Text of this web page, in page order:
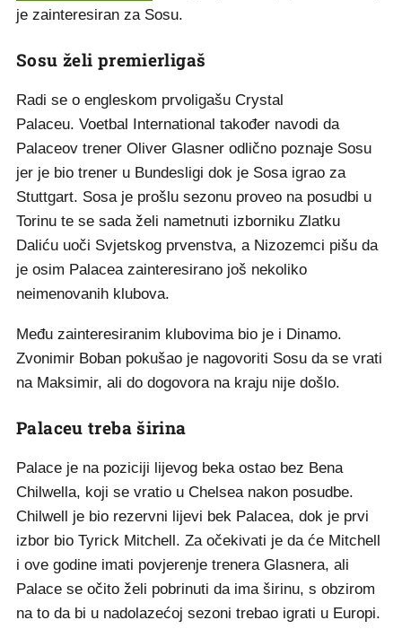
je zainteresiran za Sosu.
Sosu želi premierligaš
Radi se o engleskom prvoligašu Crystal
Palaceu. Voetbal International također navodi da
Palaceov trener Oliver Glasner odlično poznaje Sosu
jer je bio trener u Bundesligi dok je Sosa igrao za
Stuttgart. Sosa je prošlu sezonu proveo na posudbi u
Torinu te se sada želi nametnuti izborniku Zlatku
Daliću uoči Svjetskog prvenstva, a Nizozemci pišu da
je osim Palacea zainteresirano još nekoliko
neimenovanih klubova.
Među zainteresiranim klubovima bio je i Dinamo.
Zvonimir Boban pokušao je nagovoriti Sosu da se vrati
na Maksimir, ali do dogovora na kraju nije došlo.
Palaceu treba širina
Palace je na poziciji lijevog beka ostao bez Bena
Chilwella, koji se vratio u Chelsea nakon posudbe.
Chilwell je bio rezervni lijevi bek Palacea, dok je prvi
izbor bio Tyrick Mitchell. Za očekivati je da će Mitchell
i ove godine imati povjerenje trenera Glasnera, ali
Palace se očito želi pobrinuti da ima širinu, s obzirom
na to da bi u nadolazećoj sezoni trebao igrati u Europi.